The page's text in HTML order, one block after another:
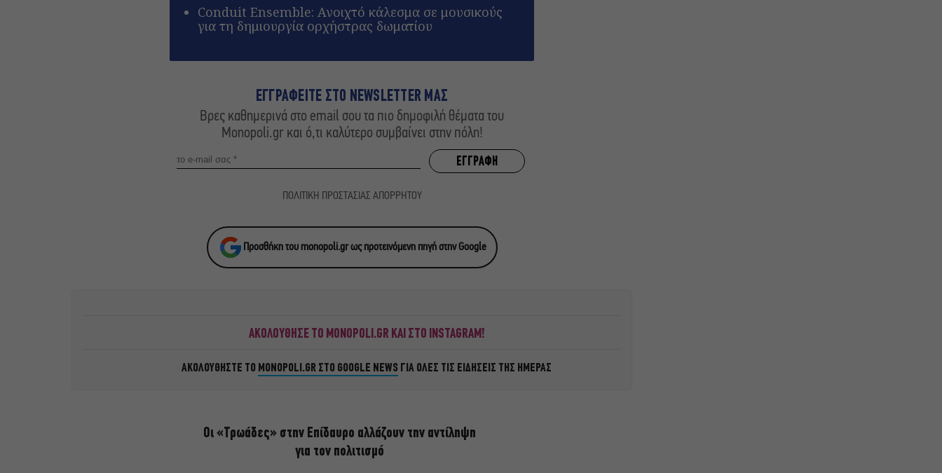
Conduit Ensemble: Ανοιχτό κάλεσμα σε μουσικούς
για τη δημιουργία ορχήστρας δωματίου
ΕΓΓΡΑΦΕΙΤΕ ΣΤΟ NEWSLETTER ΜΑΣ
Βρες καθημερινά στο email σου τα πιο δημοφιλή θέματα του
Monopoli.gr και ό,τι καλύτερο συμβαίνει στην πόλη!
ΠΟΛΙΤΙΚΗ ΠΡΟΣΤΑΣΙΑΣ ΑΠΟΡΡΗΤΟΥ
Προσθήκη του monopoli.gr ως προτεινόμενη πηγή στην Google
ΑΚΟΛΟΥΘΗΣΕ ΤΟ MONOPOLI.GR ΚΑΙ ΣΤΟ INSTAGRAM!
ΑΚΟΛΟΥΘΗΣΤΕ ΤΟ MONOPOLI.GR ΣΤΟ GOOGLE NEWS ΓΙΑ ΟΛΕΣ ΤΙΣ ΕΙΔΗΣΕΙΣ ΤΗΣ ΗΜΕΡΑΣ
Οι «Τρωάδες» στην Επίδαυρο αλλάζουν την αντίληψη
για τον πολιτισμό